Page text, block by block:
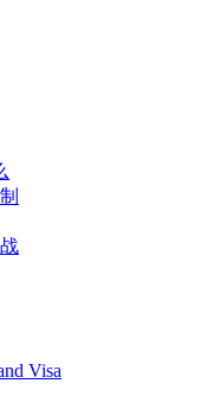
Visa